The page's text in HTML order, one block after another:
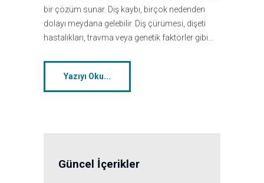
bir çözüm sunar. Diş kaybı, birçok nedenden
dolayı meydana gelebilir. Diş çürümesi, dişeti
hastalıkları, travma veya genetik faktörler gibi…
Yazıyı Oku...
Güncel İçerikler